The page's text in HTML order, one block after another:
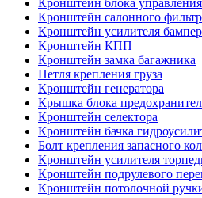
Кронштейн салонного
Кронштейн усилителя
Кронштейн КПП
Кронштейн замка багажника
Петля крепления груза
Кронштейн генератора
Крышка блока
Кронштейн селектора
Кронштейн бачка
Болт крепления запасного
Кронштейн усилителя
Кронштейн подрулевого
Кронштейн потолочной